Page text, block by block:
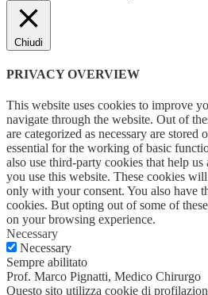
Chiudi
PRIVACY OVERVIEW
This website uses cookies to improve
navigate through the website. Out of
are categorized as necessary are stored
essential for the working of basic
also use third-party cookies that help
you use this website. These cookies
only with your consent. You also have
cookies. But opting out of some of
on your browsing experience.
Necessary
Necessary
Sempre abilitato
Prof. Marco Pignatti, Medico Chirurgo
Questo sito utilizza cookie di